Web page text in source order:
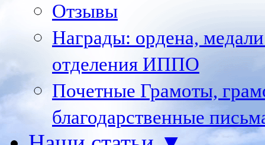
Отзывы
Награды: ордена,
отделения ИППО
Почетные Грамоты,
благодарственные